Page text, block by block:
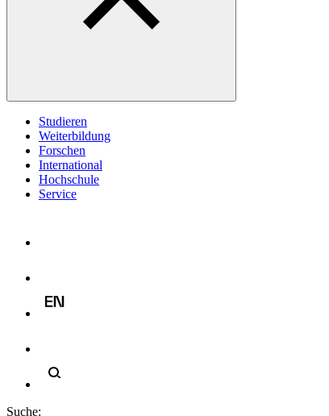
Studieren
Weiterbildung
Forschen
International
Hochschule
Service
Suche: